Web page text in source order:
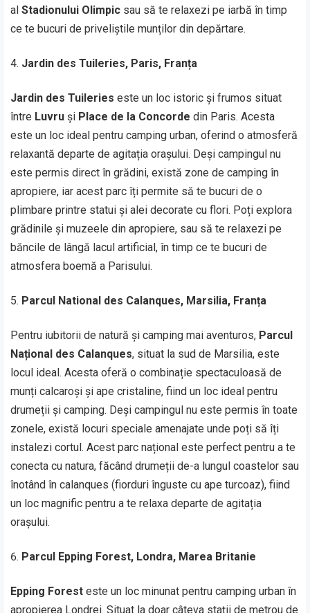
alStadionului Olimpic sau să te relaxezi pe iarbă în timp
ce te bucuri de priveliștile munților din depărtare.
Jardin des Tuileries, Paris, Franța
Jardin des Tuileries este un loc istoric și frumos situat
între Luvru și Place de la Concorde din Paris. Acesta
este un loc ideal pentru camping urban, oferind o atmosferă
relaxantă departe de agitația orașului. Deși campingul nu
este permis direct în grădini, există zone de camping în
apropiere, iar acest parc îți permite să te bucuri de o
plimbare printre statui și alei decorate cu flori. Poți explora
grădinile și muzeele din apropiere, sau să te relaxezi pe
băncile de lângă lacul artificial, în timp ce te bucuri de
atmosfera boemă a Parisului.
Parcul National des Calanques, Marsilia, Franța
Pentru iubitorii de natură și camping mai aventuros, Parcul
Național des Calanques, situat la sud de Marsilia, este
locul ideal. Acesta oferă o combinație spectaculoasă de
munți calcaroși și ape cristaline, fiind un loc ideal pentru
drumeții și camping. Deși campingul nu este permis în toate
zonele, există locuri speciale amenajate unde poți să îți
instalezi cortul. Acest parc național este perfect pentru a te
conecta cu natura, făcând drumeții de-a lungul coastelor sau
înotând în calanques (fiorduri înguste cu ape turcoaz), fiind
un loc magnific pentru a te relaxa departe de agitația
orașului.
Parcul Epping Forest, Londra, Marea Britanie
Epping Forest este un loc minunat pentru camping urban în
apropierea Londrei. Situat la doar câteva stații de metrou de